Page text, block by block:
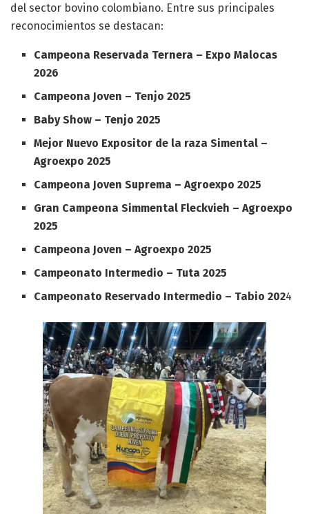
del sector bovino colombiano. Entre sus principales
reconocimientos se destacan:
Campeona Reservada Ternera – Expo Malocas
2026
Campeona Joven – Tenjo 2025
Baby Show – Tenjo 2025
Mejor Nuevo Expositor de la raza Simental –
Agroexpo 2025
Campeona Joven Suprema – Agroexpo 2025
Gran Campeona Simmental Fleckvieh – Agroexpo
2025
Campeona Joven – Agroexpo 2025
Campeonato Intermedio – Tuta 2025
Campeonato Reservado Intermedio – Tabio 2024